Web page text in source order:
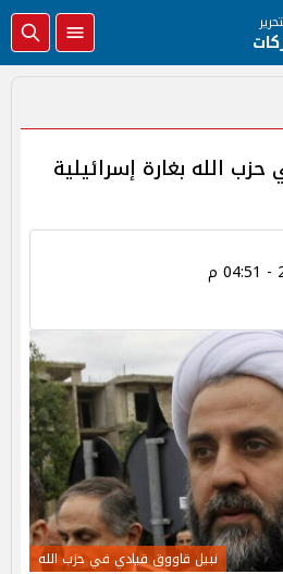
الله بغارة إسرائيلية
نبيل قاووق قيادي في حزب الله